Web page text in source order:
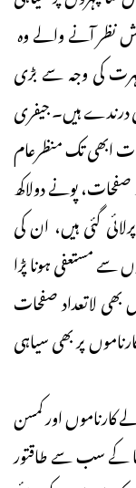
نظر آنے والے وہ
کی وجہ سے بڑی
درندے ہیں۔ جیفری
ابھی تک منظرعام
صفحات، پونے دولاکھ
گئی ہیں، ان کی
سے مستعفی ہونا پڑا
لاتعداد صفحات
پر بھی سیاہی
کارناموں اور کمسن
کے سب سے طاقتور